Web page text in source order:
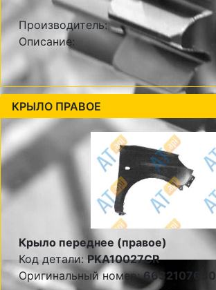
Производитель:
Описание:
КРЫЛО ПРАВОЕ
Крыло переднее (правое)
Код детали:PKA10027CR
Оригинальный номер:6632107630